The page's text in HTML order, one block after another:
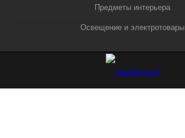
Предметы интерьера
Освещение и электротовары